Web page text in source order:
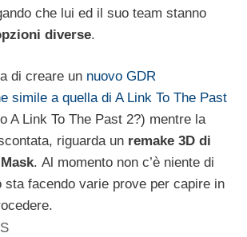
che lui ed il suo team stanno
diverse.
di creare un nuovo GDR
simile a quella di A Link To The Past
A Link To The Past 2?) mentre la
riguarda un remake 3D di
. Al momento non c’è niente di
sta facendo varie prove per capire in